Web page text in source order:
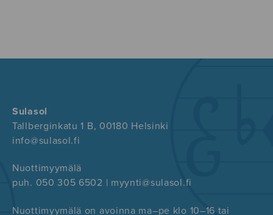
Sulasol
Tallberginkatu 1 B, 00180 Helsinki
info@sulasol.fi
Nuottimyymälä
puh. 050 305 6502 | myynti@sulasol.fi
Nuottimyymälä on avoinna ma–pe klo 10–16 tai